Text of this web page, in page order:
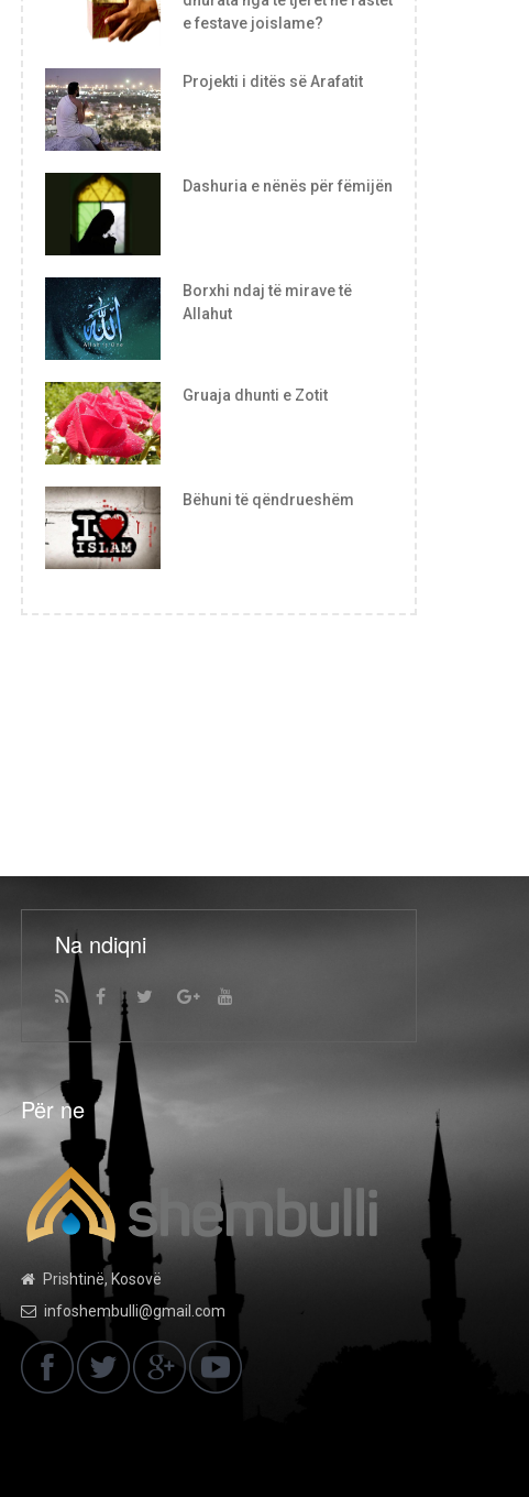
e festave joislame?
Projekti i ditës së Arafatit
Dashuria e nënës për fëmijën
Borxhi ndaj të mirave të
Allahut
Gruaja dhunti e Zotit
Bëhuni të qëndrueshëm
Na ndiqni
Për ne
Prishtinë, Kosovë
infoshembulli@gmail.com